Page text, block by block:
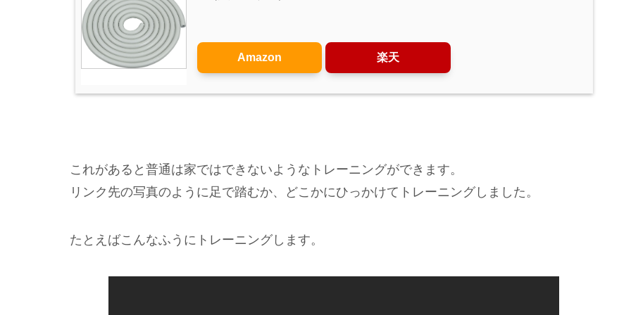
Amazon 楽天
これがあると普通は家ではできないようなトレーニングができます。
リンク先の写真のように足で踏むか、どこかにひっかけてトレーニングしました。
たとえばこんなふうにトレーニングします。